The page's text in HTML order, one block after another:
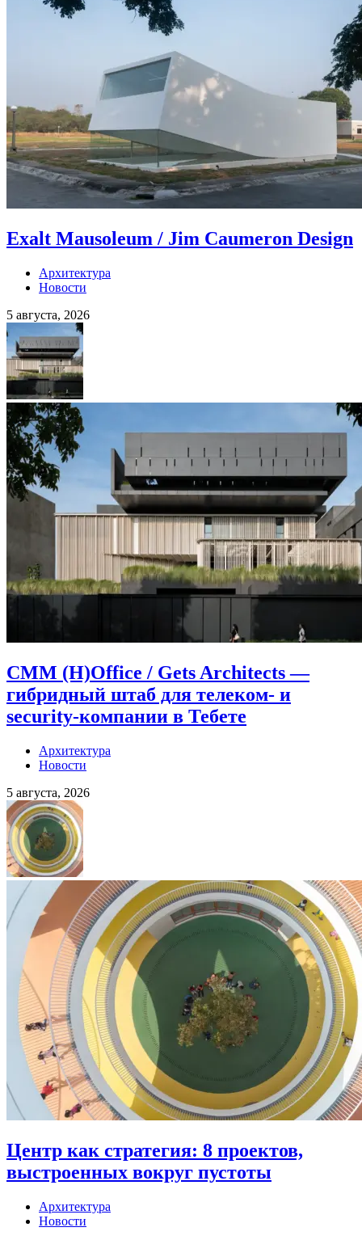
Exalt Mausoleum / Jim Caumeron Design
Архитектура
Новости
5 августа, 2026
CMM (H)Office / Gets Architects —
гибридный штаб для телеком- и
security-компании в Тебете
Архитектура
Новости
5 августа, 2026
Центр как стратегия: 8 проектов,
выстроенных вокруг пустоты
Архитектура
Новости